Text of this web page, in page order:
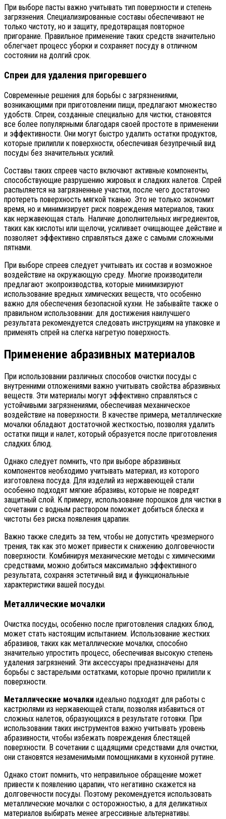
При выборе пасты важно учитывать тип поверхности и степень
загрязнения. Специализированные составы обеспечивают не
только чистоту, но и защиту, предотвращая повторное
пригорание. Правильное применение таких средств значительно
облегчает процесс уборки и сохраняет посуду в отличном
состоянии на долгий срок.
Спреи для удаления пригоревшего
Современные решения для борьбы с загрязнениями,
возникающими при приготовлении пищи, предлагают множество
удобств. Спреи, созданные специально для чистки, становятся
все более популярными благодаря своей простоте в применении
и эффективности. Они могут быстро удалить остатки продуктов,
которые прилипли к поверхности, обеспечивая безупречный вид
посуды без значительных усилий.
Составы таких спреев часто включают активные компоненты,
способствующие разрушению жировых и сладких налетов. Спрей
распыляется на загрязненные участки, после чего достаточно
протереть поверхность мягкой тканью. Это не только экономит
время, но и минимизирует риск повреждения материалов, таких
как нержавеющая сталь. Наличие дополнительных ингредиентов,
таких как кислоты или щелочи, усиливает очищающее действие и
позволяет эффективно справляться даже с самыми сложными
пятнами.
При выборе спреев следует учитывать их состав и возможное
воздействие на окружающую среду. Многие производители
предлагают экопроизводства, которые минимизируют
использование вредных химических веществ, что особенно
важно для обеспечения безопасной кухни. Не забывайте также о
правильном использовании: для достижения наилучшего
результата рекомендуется следовать инструкциям на упаковке и
применять спрей на слегка нагретую поверхность.
Применение абразивных материалов
При использовании различных способов очистки посуды с
внутренними отложениями важно учитывать свойства абразивных
веществ. Эти материалы могут эффективно справляться с
устойчивыми загрязнениями, обеспечивая механическое
воздействие на поверхности. В качестве примера, металлические
мочалки обладают достаточной жесткостью, позволяя удалить
остатки пищи и налет, который образуется после приготовления
сладких блюд.
Однако следует помнить, что при выборе абразивных
компонентов необходимо учитывать материал, из которого
изготовлена посуда. Для изделий из нержавеющей стали
особенно подходят мягкие абразивы, которые не повредят
защитный слой. К примеру, использование порошков для чистки в
сочетании с водным раствором поможет добиться блеска и
чистоты без риска появления царапин.
Важно также следить за тем, чтобы не допустить чрезмерного
трения, так как это может привести к снижению долговечности
поверхности. Комбинируя механические методы с химическими
средствами, можно добиться максимально эффективного
результата, сохраняя эстетичный вид и функциональные
характеристики вашей посуды.
Металлические мочалки
Очистка посуды, особенно после приготовления сладких блюд,
может стать настоящим испытанием. Использование жестких
абразивов, таких как металлические мочалки, способно
значительно упростить процесс, обеспечивая высокую степень
удаления загрязнений. Эти аксессуары предназначены для
борьбы с застарелыми остатками, которые прочно прилипли к
поверхности.
Металлические мочалки идеально подходят для работы с
кастрюлями из нержавеющей стали, позволяя избавиться от
сложных налетов, образующихся в результате готовки. При
использовании таких инструментов важно учитывать уровень
абразивности, чтобы избежать повреждения блестящей
поверхности. В сочетании с щадящими средствами для очистки,
они становятся незаменимыми помощниками в кухонной рутине.
Однако стоит помнить, что неправильное обращение может
привести к появлению царапин, что негативно скажется на
долговечности посуды. Поэтому рекомендуется использовать
металлические мочалки с осторожностью, а для деликатных
материалов выбирать менее агрессивные альтернативы.